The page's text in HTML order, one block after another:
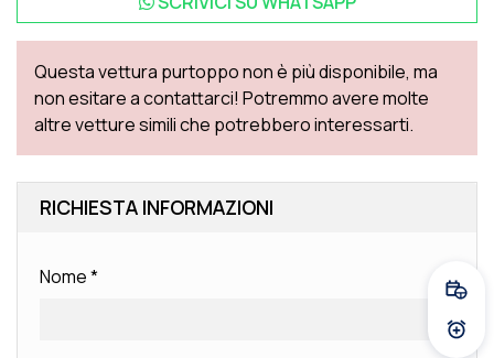
Questa vettura purtoppo non è più disponibile, ma
non esitare a contattarci! Potremmo avere molte
altre vetture simili che potrebbero interessarti.
RICHIESTA INFORMAZIONI
Nome*